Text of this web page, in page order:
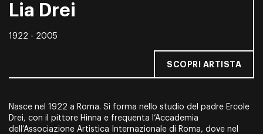
Lia Drei
1922 - 2005
SCOPRI ARTISTA
Nasce nel 1922 a Roma. Si forma nello studio del padre Ercole
Drei, con il pittore Hinna e frequenta l’Accademia
dell’Associazione Artistica Internazionale di Roma, dove nel